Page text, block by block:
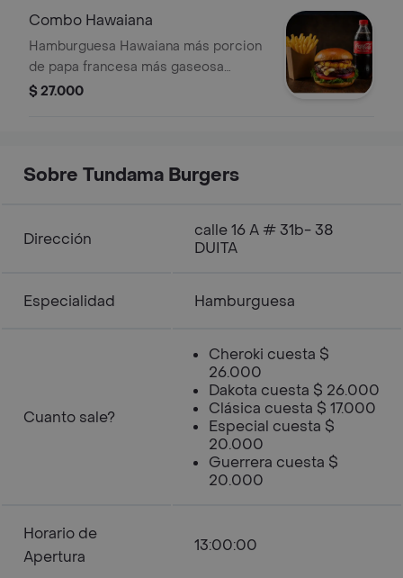
Combo Hawaiana
Hamburguesa Hawaiana más porcion
de papa francesa más gaseosa
400ml.
$ 27.000
Sobre Tundama Burgers
Dirección
calle 16 A # 31b- 38
DUITA
Especialidad Hamburguesa
Cuanto sale?
Cheroki cuesta $
26.000
Dakota cuesta $ 26.000
Clásica cuesta $ 17.000
Especial cuesta $
20.000
Guerrera cuesta $
20.000
Horario de
Apertura
13:00:00